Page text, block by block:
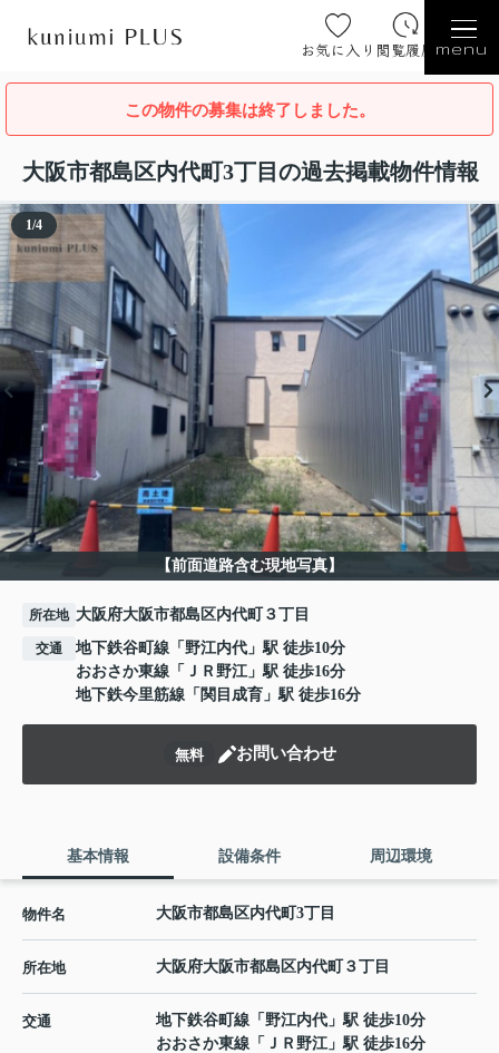
お気に入り 閲覧履歴 menu
この物件の募集は終了しました。
大阪市都島区内代町3丁目の過去掲載物件情報
【前面道路含む現地写真】
1/4
所在地 大阪府大阪市都島区内代町３丁目
交通 地下鉄谷町線 「 野江内代 」駅 徒歩10分
おおさか東線 「 ＪＲ野江 」駅 徒歩16分
地下鉄今里筋線 「 関目成育 」駅 徒歩16分
無料 お問い合わせ
基本情報 設備条件 周辺環境
物件名 大阪市都島区内代町3丁目
所在地 大阪府大阪市都島区内代町 ３丁目
交通 地下鉄谷町線 「 野江内代 」駅 徒歩10分
おおさか東線 「 ＪＲ野江 」駅 徒歩16分